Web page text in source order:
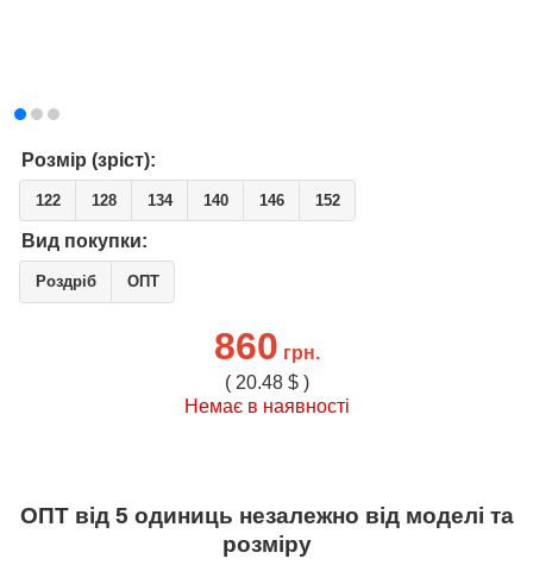
Розмір (зріст):
122 128 134 140 146 152
Вид покупки:
Роздріб ОПТ
860 грн.
( 20.48 $ )
Немає в наявності
ОПТ від 5 одиниць незалежно від моделі та
розміру